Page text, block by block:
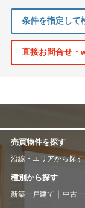
条件を指定して
直接お問合せ・
売買物件を探す
沿線・エリアから探す
種別から探す
新築一戸建て 中古